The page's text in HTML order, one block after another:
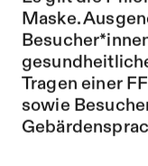
Maske.
Tragen einer
sowie